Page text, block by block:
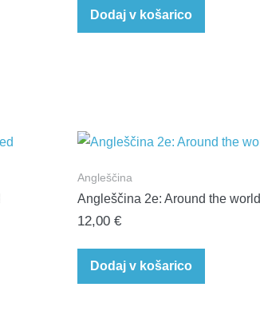
Dodaj v košarico
Angleščina
Angleščina 2e: Around the world
12,00 €
Dodaj v košarico